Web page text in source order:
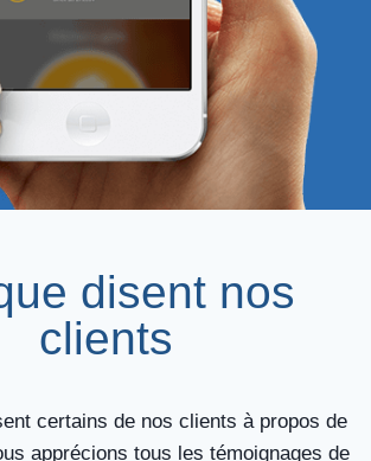
disent nos
clients
certains de nos clients à propos de
apprécions tous les témoignages de